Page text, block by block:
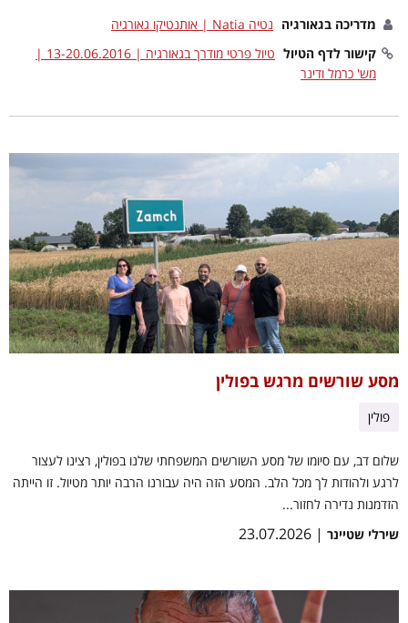
מדריכה בגאורגיה נטיה Natia | אותנטיקו גאורגיה
קישור לדף הטיול
טיול פרטי מודרך בגאורגיה | 13-20.06.2016 |
מש' כרמל ודינר
מסע שורשים מרגש בפולין
פולין
שלום דב, עם סיומו של מסע השורשים המשפחתי שלנו בפולין, רצינו לעצור
לרגע ולהודות לך מכל הלב. המסע הזה היה עבורנו הרבה יותר מטיול. זו הייתה
הזדמנות נדירה לחזור...
שירלי שטיינר | 23.07.2026